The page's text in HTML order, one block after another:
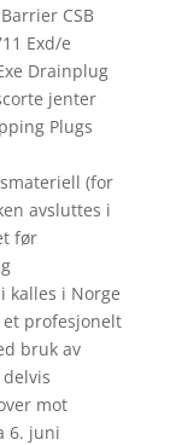
CSB
Exd/e
Drainplug
jenter
Plugs
(for
avsluttes i
før
kalles i Norge
profesjonelt
bruk av
mot
6. juni